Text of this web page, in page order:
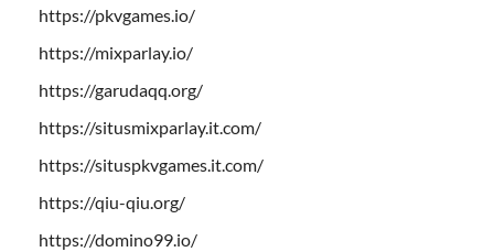
https://pkvgames.io/
https://mixparlay.io/
https://garudaqq.org/
https://situsmixparlay.it.com/
https://situspkvgames.it.com/
https://qiu-qiu.org/
https://domino99.io/